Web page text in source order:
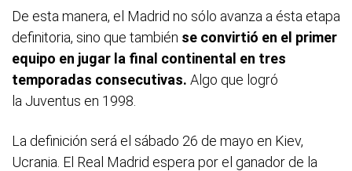
De esta manera, el Madrid no sólo avanza a ésta etapa
definitoria, sino que también se convirtió en el primer
equipo en jugar la final continental en tres
temporadas consecutivas. Algo que logró
la Juventus en 1998.
La definición será el sábado 26 de mayo en Kiev,
Ucrania. El Real Madrid espera por el ganador de la